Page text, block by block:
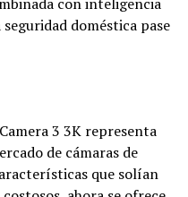
con inteligencia
doméstica pase
3 3K representa
de cámaras de
que solían